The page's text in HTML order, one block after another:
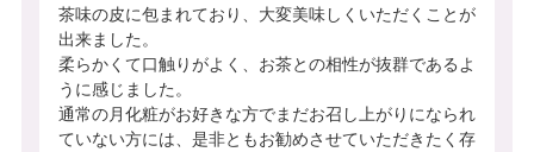
茶味の皮に包まれており、大変美味しくいただくことが
出来ました。
柔らかくて口触りがよく、お茶との相性が抜群であるよ
うに感じました。
通常の月化粧がお好きな方でまだお召し上がりになられ
ていない方には、是非ともお勧めさせていただきたく存